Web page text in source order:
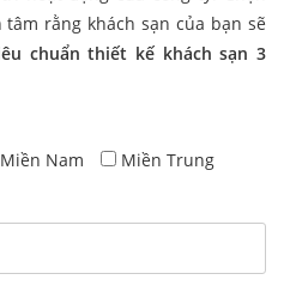
rằng khách sạn của bạn sẽ
chuẩn thiết kế khách sạn 3
Miền Nam Miền Trung